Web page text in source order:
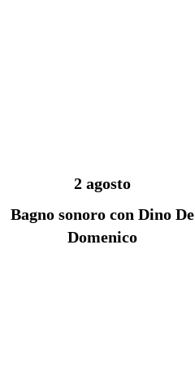
2 agosto
Bagno sonoro con Dino De
Domenico